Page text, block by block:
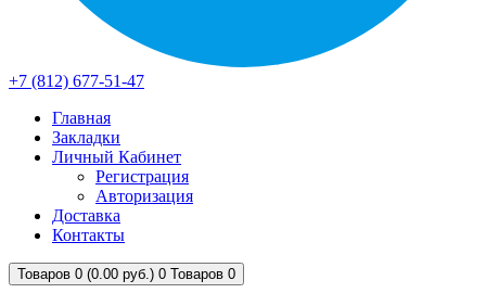
+7 (812) 677-51-47
Главная
Закладки
Личный Кабинет
Регистрация
Авторизация
Доставка
Контакты
Товаров 0 (0.00 руб.) 0 Товаров 0